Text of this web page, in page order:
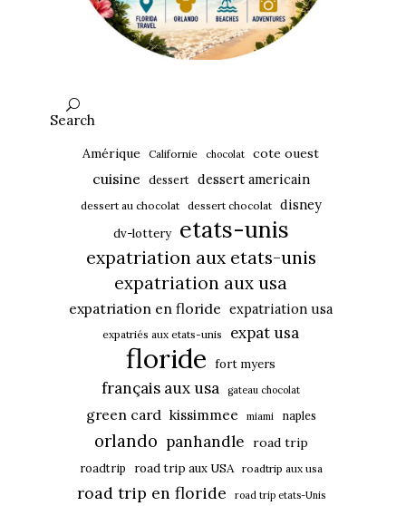
Search
Amérique Californie chocolat cote ouest
cuisine dessert dessert americain
dessert au chocolat dessert chocolat disney
dv-lottery etats-unis
expatriation aux etats-unis
expatriation aux usa
expatriation en floride expatriation usa
expatriés aux etats-unis expat usa
floride fort myers
français aux usa gateau chocolat
green card kissimmee miami naples
orlando panhandle road trip
roadtrip road trip aux USA roadtrip aux usa
road trip en floride road trip etats-Unis